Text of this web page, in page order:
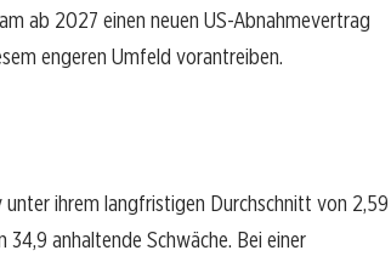
ab 2027 einen neuen US-Abnahmevertrag
engeren Umfeld vorantreiben.
ihrem langfristigen Durchschnitt von 2,59
anhaltende Schwäche. Bei einer